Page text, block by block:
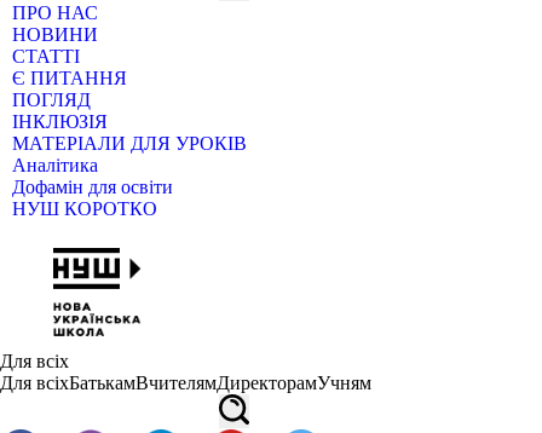
ПРО НАС
НОВИНИ
СТАТТІ
Є ПИТАННЯ
ПОГЛЯД
ІНКЛЮЗІЯ
МАТЕРІАЛИ ДЛЯ УРОКІВ
Аналітика
Дофамін для освіти
НУШ КОРОТКО
Для всіх
Для всіхБатькамВчителямДиректорамУчням